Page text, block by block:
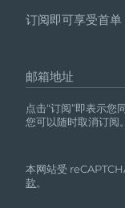
订阅即可享受首单
邮箱地址
点击“订阅”即表示您
您可以随时取消订阅。
本网站受
款。